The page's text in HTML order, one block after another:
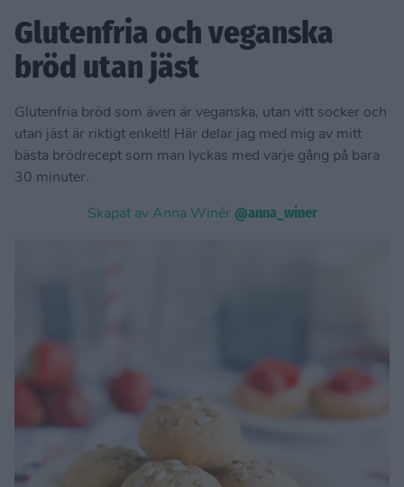
Glutenfria och veganska
bröd utan jäst
Glutenfria bröd som även är veganska, utan vitt socker och
utan jäst är riktigt enkelt! Här delar jag med mig av mitt
bästa brödrecept som man lyckas med varje gång på bara
30 minuter.
Skapat av Anna Winér @anna_winer